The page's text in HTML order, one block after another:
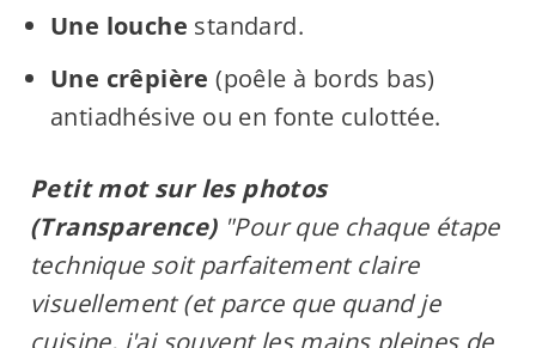
Une louche standard.
Une crêpière (poêle à bords bas)
antiadhésive ou en fonte culottée.
Petit mot sur les photos
(Transparence)"Pour que chaque étape
technique soit parfaitement claire
visuellement (et parce que quand je